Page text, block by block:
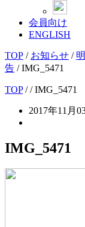
会員向け
ENGLISH
TOP / お知らせ /
告 /IMG_5471
TOP// IMG_5471
2017年11月
IMG_5471